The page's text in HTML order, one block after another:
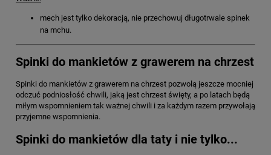
mech jest tylko dekoracją, nie przechowuj długotrwale spinek
na mchu.
Spinki do mankietów z grawerem na chrzest
Spinki do mankietów z grawerem na chrzest pozwolą jeszcze mocniej
odczuć podniosłość chwili, jaką jest chrzest święty, a po latach będą
miłym wspomnieniem tak ważnej chwili i za każdym razem przywołają
przyjemne wspomnienia.
Spinki do mankietów dla taty i nie tylko...